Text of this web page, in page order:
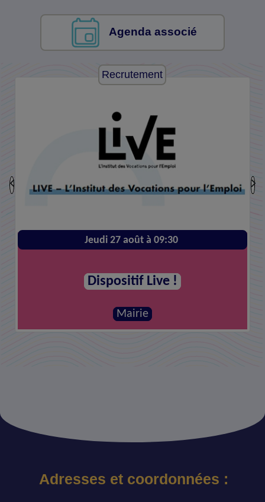
Agenda associé
Recrutement
Jeudi 27 août à 09:30
Dispositif Live !
Mairie
Adresses et coordonnées :